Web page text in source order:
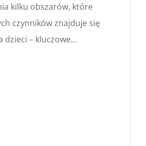
kilku obszarów, które
czynników znajduje się
– kluczowe...